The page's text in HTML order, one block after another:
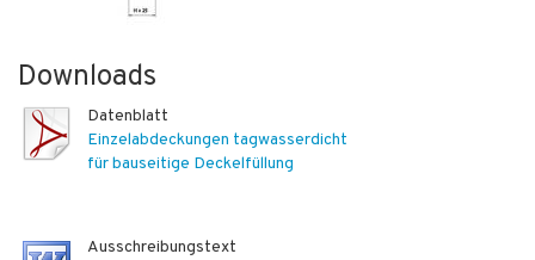
Downloads
Datenblatt
Einzelabdeckungen tagwasserdicht
für bauseitige Deckelfüllung
Ausschreibungstext